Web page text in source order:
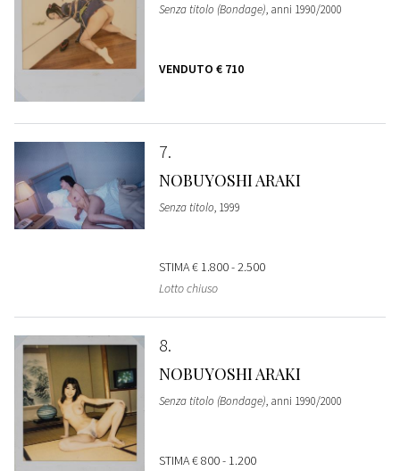
Senza titolo (Bondage), anni 1990/2000
VENDUTO € 710
7
NOBUYOSHI ARAKI
Senza titolo, 1999
STIMA€ 1.800 - 2.500
Lotto chiuso
8
NOBUYOSHI ARAKI
Senza titolo (Bondage), anni 1990/2000
STIMA€ 800 - 1.200